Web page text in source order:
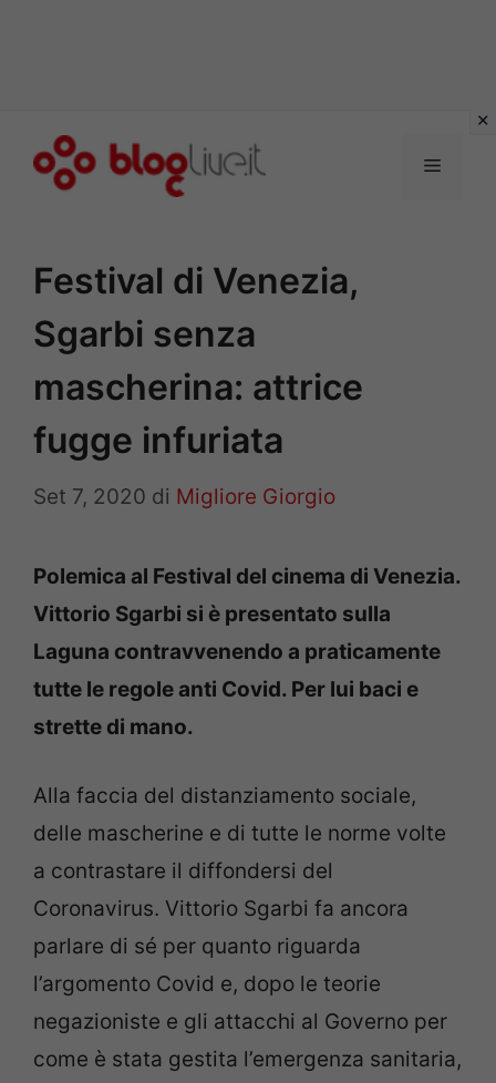
Menu
Festival di Venezia,
Sgarbi senza
mascherina: attrice
fugge infuriata
Set 7, 2020 di Migliore Giorgio
Polemica al Festival del cinema di Venezia.
Vittorio Sgarbi si è presentato sulla
Laguna contravvenendo a praticamente
tutte le regole anti Covid. Per lui baci e
strette di mano.
Alla faccia del distanziamento sociale,
delle mascherine e di tutte le norme volte
a contrastare il diffondersi del
Coronavirus. Vittorio Sgarbi fa ancora
parlare di sé per quanto riguarda
l’argomento Covid e, dopo le teorie
negazioniste e gli attacchi al Governo per
come è stata gestita l’emergenza sanitaria,